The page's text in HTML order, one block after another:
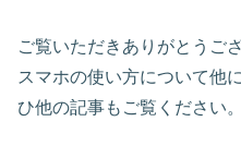
ご覧いただきありがとうご
スマホの使い方について他
ひ他の記事もご覧ください。